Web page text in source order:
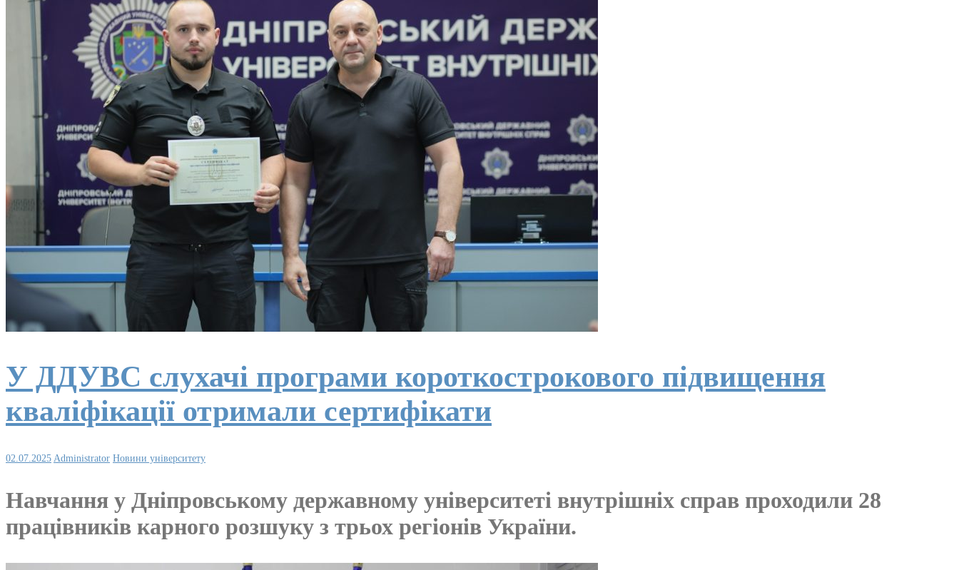
У ДДУВС слухачі програми короткострокового підвищення
кваліфікації отримали сертифікати
02.07.2025 Administrator Новини університету
Навчання у Дніпровському державному університеті внутрішніх справ проходили 28
працівників карного розшуку з трьох регіонів України.